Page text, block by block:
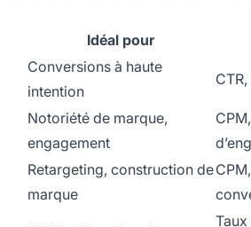
Idéal pour
Conversions à haute
intention
Notoriété de marque,
engagement
Retargeting, construction de
marque
Taux